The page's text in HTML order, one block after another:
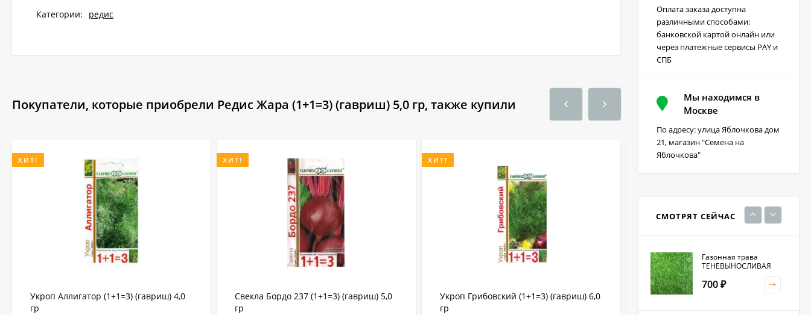
Категории: редис
Покупатели, которые приобрели Редис Жара (1+1=3) (гавриш) 5,0 гр, также купили
ХИТ!
Укроп Аллигатор (1+1=3) (гавриш) 4,0
гр
ХИТ!
Свекла Бордо 237 (1+1=3) (гавриш) 5,0
гр
ХИТ!
Укроп Грибовский (1+1=3) (гавриш) 6,0
гр
Редис Французский завтрак (1+1=3)
Оплата заказа доступна
различными способами:
банковской картой онлайн или
через платежные сервисы PAY и
СПБ
Мы находимся в
Москве
По адресу: улица Яблочкова дом
21, магазин "Семена на
Яблочкова"
СМОТРЯТ СЕЙЧАС
Грейдер от сорняков
(август) 10 мл
220₽
230
Газонная трава
ТЕНЕВЫНОСЛИВАЯ
700 ₽